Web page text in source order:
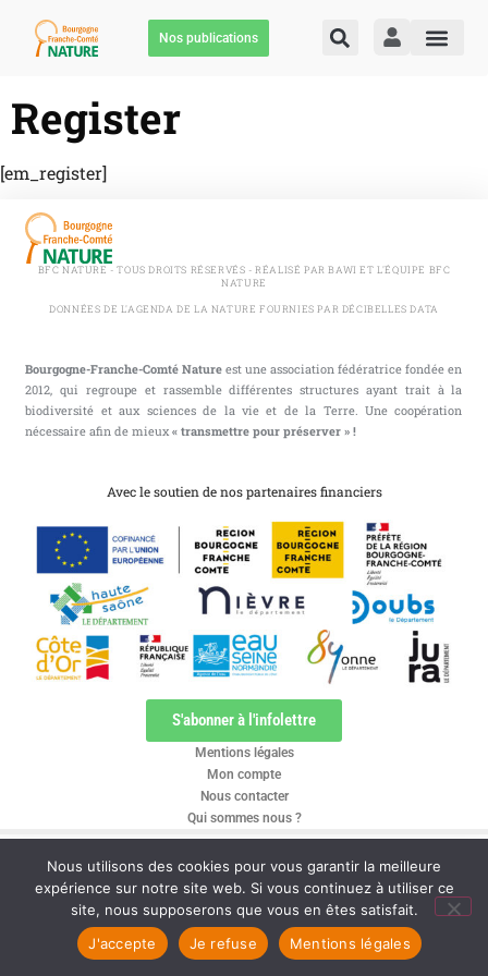
Nos publications
Register
[em_register]
BFC NATURE - TOUS DROITS RÉSERVÉS - RÉALISÉ PAR BAWI ET L'ÉQUIPE BFC
NATURE
DONNÉES DE L'AGENDA DE LA NATURE FOURNIES PAR DÉCIBELLES DATA
Bourgogne-Franche-Comté Nature est une association fédératrice fondée en
2012, qui regroupe et rassemble différentes structures ayant trait à la
biodiversité et aux sciences de la vie et de la Terre. Une coopération
nécessaire afin de mieux« transmettre pour préserver » !
Avec le soutien de nos partenaires financiers
Mentions légales
Mon compte
Nous contacter
Qui sommes nous ?
S'abonner à l'infolettre
Nous utilisons des cookies pour vous garantir la meilleure
expérience sur notre site web. Si vous continuez à utiliser ce
site, nous supposerons que vous en êtes satisfait.
J'accepte
Je refuse Mentions légales